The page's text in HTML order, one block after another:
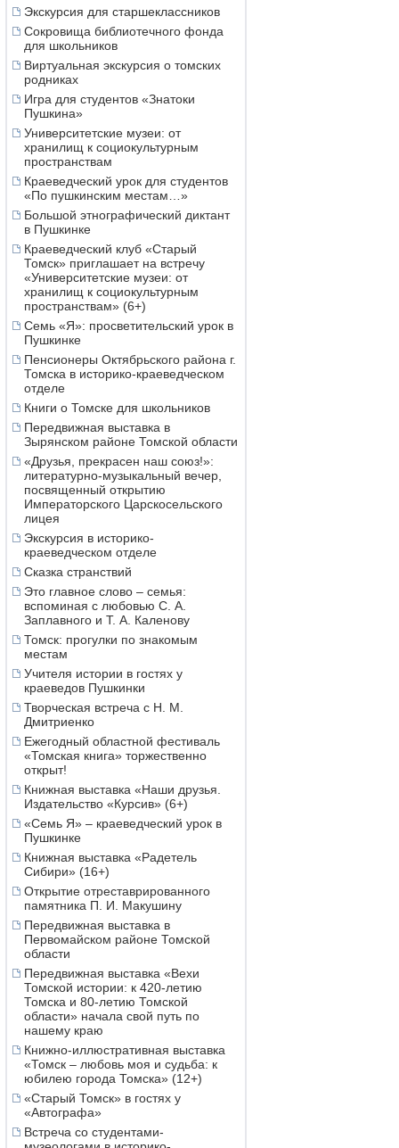
Экскурсия для старшеклассников
Сокровища библиотечного фонда
для школьников
Виртуальная экскурсия о томских
родниках
Игра для студентов «Знатоки
Пушкина»
Университетские музеи: от
хранилищ к социокультурным
пространствам
Краеведческий урок для студентов
«По пушкинским местам…»
Большой этнографический диктант
в Пушкинке
Краеведческий клуб «Старый
Томск» приглашает на встречу
«Университетские музеи: от
хранилищ к социокультурным
пространствам» (6+)
Семь «Я»: просветительский урок в
Пушкинке
Пенсионеры Октябрьского района г.
Томска в историко-краеведческом
отделе
Книги о Томске для школьников
Передвижная выставка в
Зырянском районе Томской области
«Друзья, прекрасен наш союз!»:
литературно-музыкальный вечер,
посвященный открытию
Императорского Царскосельского
лицея
Экскурсия в историко-
краеведческом отделе
Сказка странствий
Это главное слово – семья:
вспоминая с любовью С. А.
Заплавного и Т. А. Каленову
Томск: прогулки по знакомым
местам
Учителя истории в гостях у
краеведов Пушкинки
Творческая встреча с Н. М.
Дмитриенко
Ежегодный областной фестиваль
«Томская книга» торжественно
открыт!
Книжная выставка «Наши друзья.
Издательство «Курсив» (6+)
«Семь Я» – краеведческий урок в
Пушкинке
Книжная выставка «Радетель
Сибири» (16+)
Открытие отреставрированного
памятника П. И. Макушину
Передвижная выставка в
Первомайском районе Томской
области
Передвижная выставка «Вехи
Томской истории: к 420-летию
Томска и 80-летию Томской
области» начала свой путь по
нашему краю
Книжно-иллюстративная выставка
«Томск – любовь моя и судьба: к
юбилею города Томска» (12+)
«Старый Томск» в гостях у
«Автографа»
Встреча со студентами-